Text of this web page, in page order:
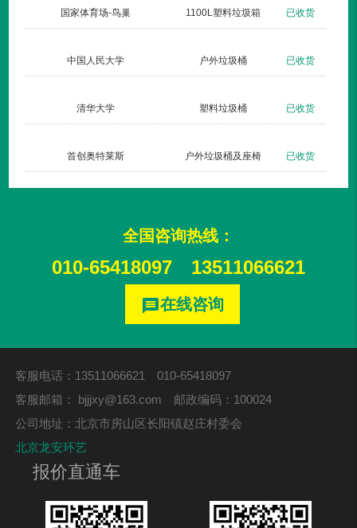
国家体育场-鸟巢 1100L塑料垃圾箱 已收货
中国人民大学 户外垃圾桶 已收货
清华大学 塑料垃圾桶 已收货
首创奥特莱斯 户外垃圾桶及座椅 已收货
全国咨询热线：
010-65418097 13511066621
message在线咨询
客服电话：13511066621 010-65418097
客服邮箱： bjjjxy@163.com 邮政编码：100024
公司地址：北京市房山区长阳镇赵庄村委会
北京龙安环艺
报价直通车